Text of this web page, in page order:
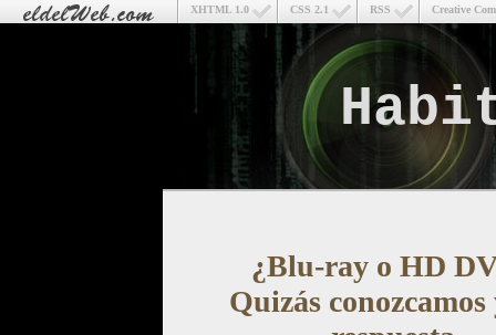
Creative
RSS
CSS 2.1
XHTML 1.0
¿Blu-ray o HD
Quizás conozcamos